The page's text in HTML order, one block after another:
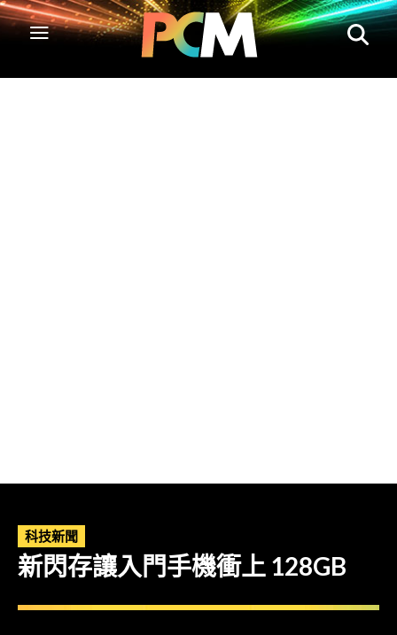
科技新聞
新閃存讓入門手機衝上 128GB